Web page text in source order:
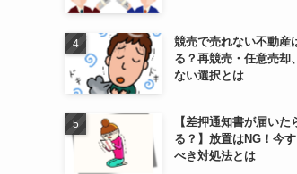
競売で売れない不動産
る？再競売・任意売却
ない選択とは
【差押通知書が届いた
る？】放置はNG！今
べき対処法とは